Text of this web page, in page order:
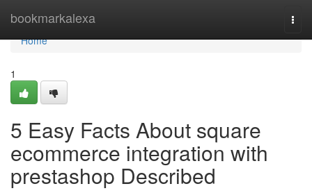
bookmarkalexa
Home
Home
1
5 Easy Facts About square
ecommerce integration with
prestashop Described